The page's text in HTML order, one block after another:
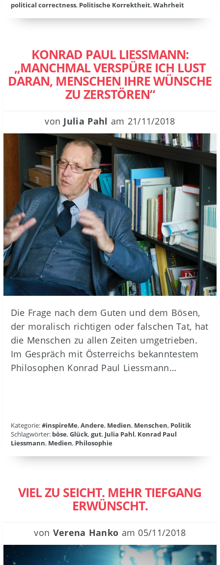
political correctness, Politische Korrektheit,Wahrheit
KONRAD PAUL LIESSMANN:
„MANCHMAL VERSPÜRE ICH LUST
DARAN, MENSCHEN IHRE WÜNSCHE
ZU ZERSTÖREN“
von Julia Pahl am 21/11/2018
Die Frage nach dem Guten und dem Bösen,
der moralisch richtigen oder falschen Tat, hat
die Menschen zu allen Zeiten umgetrieben.
Im Gespräch mit Österreichs bekanntestem
Philosophen Konrad Paul Liessmann…
Kategorie:#inspireMe,Andere, Medien, Menschen, Politik
Schlagwörter: böse,Glück,gut, Julia Pahl, Konrad Paul
Liessmann, Medien, Philosophie
VIEL ZU SEICHT. MEHR TIEFGANG
ERWÜNSCHT.
von Verena Hanko am 05/11/2018